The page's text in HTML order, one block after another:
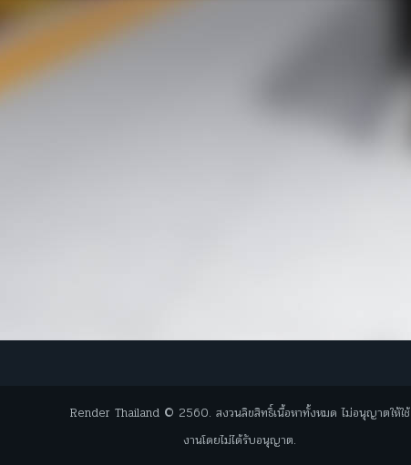
Render Thailand © 2560. สงวนลิขสิทธิ์เนื้อหาทั้งหมด ไม่อนุญาตให้ใช้
งานโดยไม่ได้รับอนุญาต.